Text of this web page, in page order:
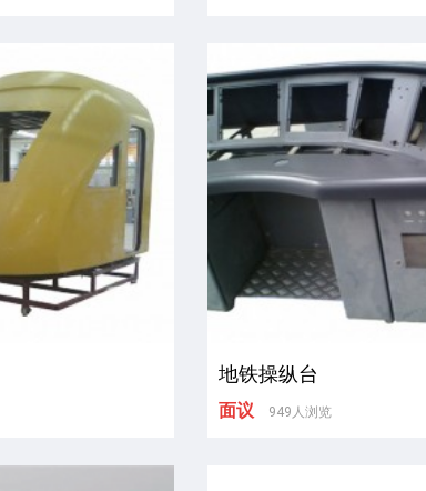
地铁操纵台
面议 949人浏览